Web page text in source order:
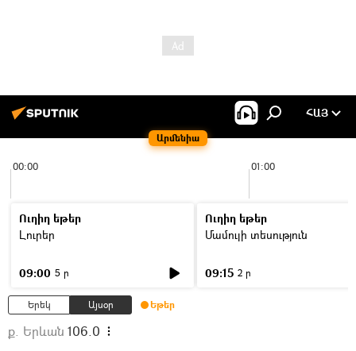
Արմենիա
ՀԱՅ
00:00 01:00
Ուղիղ եթեր
Լուրեր
09:00 5 ր
Ուղիղ եթեր
Մամուլի տեսություն
09:15 2 ր
Երեկ Այսօր Եթեր
ք. Երևան 106.0